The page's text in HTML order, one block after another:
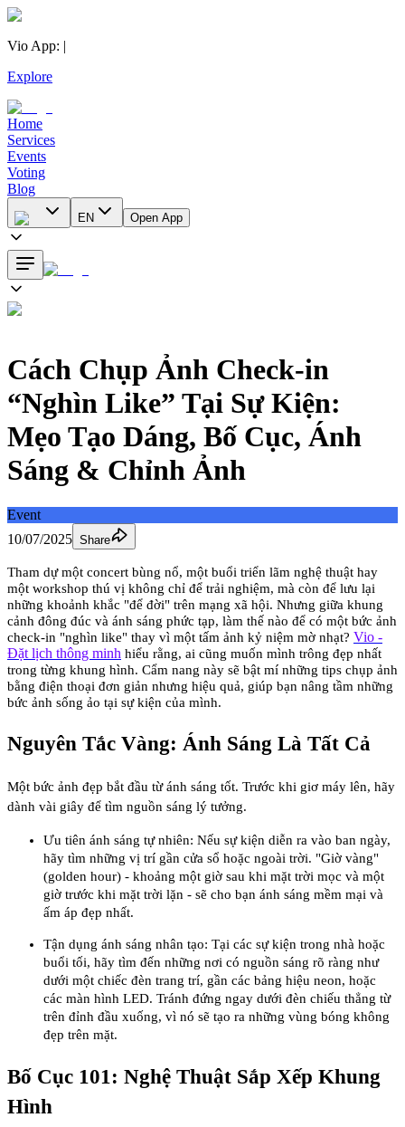
Vio App: |
Explore
Home
Services
Events
Voting
Blog
EN Open App
Cách Chụp Ảnh Check-in
“Nghìn Like” Tại Sự Kiện:
Mẹo Tạo Dáng, Bố Cục, Ánh
Sáng & Chỉnh Ảnh
Event
10/07/2025 Share
Tham dự một concert bùng nổ, một buổi triển lãm nghệ thuật hay
một workshop thú vị không chỉ để trải nghiệm, mà còn để lưu lại
những khoảnh khắc "để đời" trên mạng xã hội. Nhưng giữa khung
cảnh đông đúc và ánh sáng phức tạp, làm thế nào để có một bức ảnh
check-in "nghìn like" thay vì một tấm ảnh kỷ niệm mờ nhạt? Vio -
Đặt lịch thông minh hiểu rằng, ai cũng muốn mình trông đẹp nhất
trong từng khung hình. Cẩm nang này sẽ bật mí những tips chụp ảnh
bằng điện thoại đơn giản nhưng hiệu quả, giúp bạn nâng tầm những
bức ảnh sống ảo tại sự kiện của mình.
Nguyên Tắc Vàng: Ánh Sáng Là Tất Cả
Một bức ảnh đẹp bắt đầu từ ánh sáng tốt. Trước khi giơ máy lên, hãy
dành vài giây để tìm nguồn sáng lý tưởng.
Ưu tiên ánh sáng tự nhiên: Nếu sự kiện diễn ra vào ban ngày,
hãy tìm những vị trí gần cửa sổ hoặc ngoài trời. "Giờ vàng"
(golden hour) - khoảng một giờ sau khi mặt trời mọc và một
giờ trước khi mặt trời lặn - sẽ cho bạn ánh sáng mềm mại và
ấm áp đẹp nhất.
Tận dụng ánh sáng nhân tạo: Tại các sự kiện trong nhà hoặc
buổi tối, hãy tìm đến những nơi có nguồn sáng rõ ràng như
dưới một chiếc đèn trang trí, gần các bảng hiệu neon, hoặc
các màn hình LED. Tránh đứng ngay dưới đèn chiếu thẳng từ
trên đỉnh đầu xuống, vì nó sẽ tạo ra những vùng bóng không
đẹp trên mặt.
Bố Cục 101: Nghệ Thuật Sắp Xếp Khung
Hình